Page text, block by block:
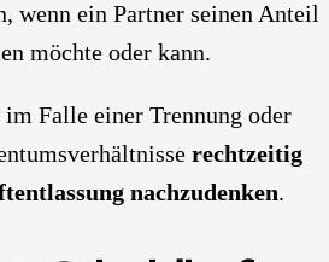
wenn ein Part­ner sei­nen Anteil
möch­te oder kann.
Fal­le einer Tren­nung oder
recht­zei­tig
nach­zu­den­ken.